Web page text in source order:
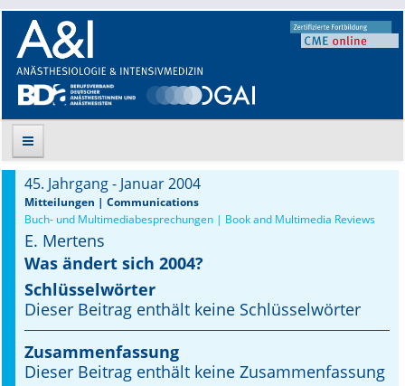
Suche
Aktuelle Ausgabe
Leitlinien
Archiv
Supplements
45. Jahrgang - Januar 2004
Mitteilungen | Communications
Buch- und Multimediabesprechungen | Book and Multimedia Reviews
E. Mertens
Was ändert sich 2004?
Schlüsselwörter
Dieser Beitrag enthält keine Schlüsselwörter
Zusammenfassung
Dieser Beitrag enthält keine Zusammenfassung